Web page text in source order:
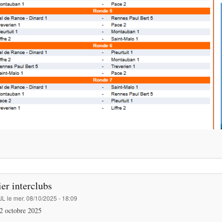
interclubs
le mer. 08/10/2025 - 18:09
octobre 2025